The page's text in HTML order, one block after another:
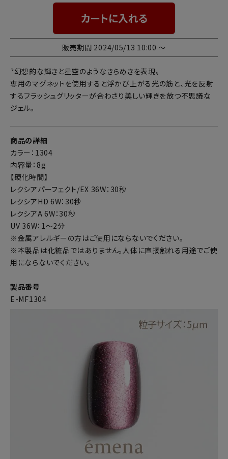
カートに入れる
販売期間 2024/05/13 10:00 〜
〝幻想的な輝きと星空のようなきらめきを表現〟
専用のマグネットを使用すると浮かび上がる光の筋と、光を反射
するフラッシュグリッターが合わさり美しい輝きを放つ不思議な
ジェル。
商品の詳細
カラー：1304
内容量：8g
【硬化時間】
レクシアパーフェクト/EX 36W：30秒
レクシアHD 6W：30秒
レクシアA 6W：30秒
UV 36W：1～2分
※金属アレルギーの方はご使用にならないでください。
※本製品は化粧品ではありません。人体に直接触れる用途でご使
用にならないでください。
製品番号
E-MF1304